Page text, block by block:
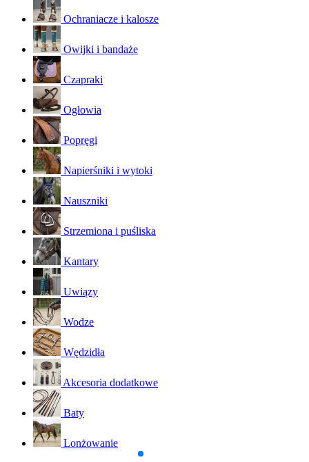
Ochraniacze i kalosze
Owijki i bandaże
Czapraki
Ogłowia
Popręgi
Napierśniki i wytoki
Nauszniki
Strzemiona i puśliska
Kantary
Uwiązy
Wodze
Wędzidła
Akcesoria dodatkowe
Baty
Lonżowanie